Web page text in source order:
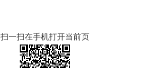
扫一扫在手机打开当前页